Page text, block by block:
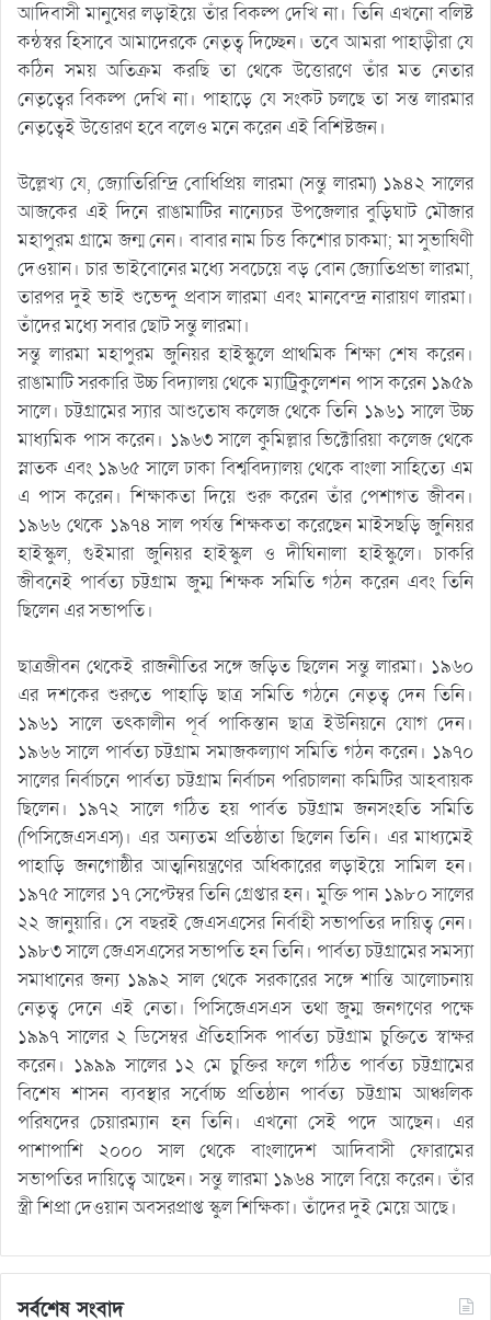
আদিবাসী মানুষের লড়াইয়ে তাঁর বিকল্প দেখি না। তিনি এখনো বলিষ্ট
কন্ঠস্বর হিসাবে আমাদেরকে নেতৃত্ব দিচ্ছেন। তবে আমরা পাহাড়ীরা যে
কঠিন সময় অতিক্রম করছি তা থেকে উত্তোরণে তাঁর মত নেতার
নেতৃত্বের বিকল্প দেখি না। পাহাড়ে যে সংকট চলছে তা সন্ত লারমার
নেতৃত্বেই উত্তোরণ হবে বলেও মনে করেন এই বিশিষ্টজন।
উল্লেখ্য যে, জ্যোতিরিন্দ্রি বোধিপ্রিয় লারমা (সন্তু লারমা) ১৯৪২ সালের
আজকের এই দিনে রাঙামাটির নান্যেচর উপজেলার বুড়িঘাট মৌজার
মহাপুরম গ্রামে জন্ম নেন। বাবার নাম চিত্ত কিশোর চাকমা; মা সুভাষিণী
দেওয়ান। চার ভাইবোনের মধ্যে সবচেয়ে বড় বোন জ্যোতিপ্রভা লারমা,
তারপর দুই ভাই শুভেন্দু প্রবাস লারমা এবং মানবেন্দ্র নারায়ণ লারমা।
তাঁদের মধ্যে সবার ছোট সন্তু লারমা।
সন্তু লারমা মহাপুরম জুনিয়র হাইস্কুলে প্রাথমিক শিক্ষা শেষ করেন।
রাঙামাটি সরকারি উচ্চ বিদ্যালয় থেকে ম্যাট্রিকুলেশন পাস করেন ১৯৫৯
সালে। চট্টগ্রামের স্যার আশুতোষ কলেজ থেকে তিনি ১৯৬১ সালে উচ্চ
মাধ্যমিক পাস করেন। ১৯৬৩ সালে কুমিল্লার ভিক্টোরিয়া কলেজ থেকে
স্নাতক এবং ১৯৬৫ সালে ঢাকা বিশ্ববিদ্যালয় থেকে বাংলা সাহিত্যে এম
এ পাস করেন। শিক্ষাকতা দিয়ে শুরু করেন তাঁর পেশাগত জীবন।
১৯৬৬ থেকে ১৯৭৪ সাল পর্যন্ত শিক্ষকতা করেছেন মাইসছড়ি জুনিয়র
হাইস্কুল, গুইমারা জুনিয়র হাইস্কুল ও দীঘিনালা হাইস্কুলে। চাকরি
জীবনেই পার্বত্য চট্টগ্রাম জুম্ম শিক্ষক সমিতি গঠন করেন এবং তিনি
ছিলেন এর সভাপতি।
ছাত্রজীবন থেকেই রাজনীতির সঙ্গে জড়িত ছিলেন সন্তু লারমা। ১৯৬০
এর দশকের শুরুতে পাহাড়ি ছাত্র সমিতি গঠনে নেতৃত্ব দেন তিনি।
১৯৬১ সালে তৎকালীন পূর্ব পাকিস্তান ছাত্র ইউনিয়নে যোগ দেন।
১৯৬৬ সালে পার্বত্য চট্টগ্রাম সমাজকল্যাণ সমিতি গঠন করেন। ১৯৭০
সালের নির্বাচনে পার্বত্য চট্টগ্রাম নির্বাচন পরিচালনা কমিটির আহবায়ক
ছিলেন। ১৯৭২ সালে গঠিত হয় পার্বত চট্টগ্রাম জনসংহতি সমিতি
(পিসিজেএসএস)। এর অন্যতম প্রতিষ্ঠাতা ছিলেন তিনি। এর মাধ্যমেই
পাহাড়ি জনগোষ্ঠীর আত্মনিয়ন্ত্রণের অধিকারের লড়াইয়ে সামিল হন।
১৯৭৫ সালের ১৭ সেপ্টেম্বর তিনি গ্রেপ্তার হন। মুক্তি পান ১৯৮০ সালের
২২ জানুয়ারি। সে বছরই জেএসএসের নির্বাহী সভাপতির দায়িত্ব নেন।
১৯৮৩ সালে জেএসএসের সভাপতি হন তিনি। পার্বত্য চট্টগ্রামের সমস্যা
সমাধানের জন্য ১৯৯২ সাল থেকে সরকারের সঙ্গে শান্তি আলোচনায়
নেতৃত্ব দেনে এই নেতা। পিসিজেএসএস তথা জুম্ম জনগণের পক্ষে
১৯৯৭ সালের ২ ডিসেম্বর ঐতিহাসিক পার্বত্য চট্টগ্রাম চুক্তিতে স্বাক্ষর
করেন। ১৯৯৯ সালের ১২ মে চুক্তির ফলে গঠিত পার্বত্য চট্টগ্রামের
বিশেষ শাসন ব্যবস্থার সর্বোচ্চ প্রতিষ্ঠান পার্বত্য চট্টগ্রাম আঞ্চলিক
পরিষদের চেয়ারম্যান হন তিনি। এখনো সেই পদে আছেন। এর
পাশাপাশি ২০০০ সাল থেকে বাংলাদেশ আদিবাসী ফোরামের
সভাপতির দায়িত্বে আছেন। সন্তু লারমা ১৯৬৪ সালে বিয়ে করেন। তাঁর
স্ত্রী শিপ্রা দেওয়ান অবসরপ্রাপ্ত স্কুল শিক্ষিকা। তাঁদের দুই মেয়ে আছে।
সর্বশেষ সংবাদ